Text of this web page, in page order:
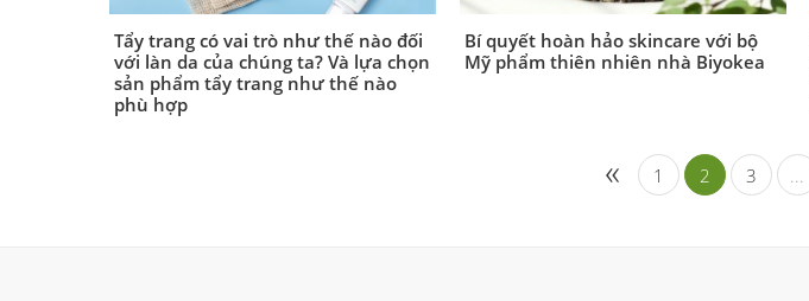
Tẩy trang có vai trò như thế nào đối
với làn da của chúng ta? Và lựa chọn
sản phẩm tẩy trang như thế nào
phù hợp
Bí quyết hoàn hảo skincare với bộ
Mỹ phẩm thiên nhiên nhà Biyokea
« 1 2 3 ...